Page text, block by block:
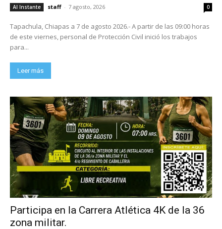
Al Instante staff - 7 agosto, 2026 0
Tapachula, Chiapas a 7 de agosto 2026.- A partir de las 09:00 horas
de este viernes, personal de Protección Civil inició los trabajos
para...
Leer más
Participa en la Carrera Atlética 4K de la 36
zona militar.